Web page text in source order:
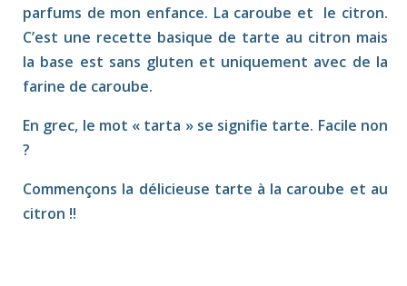
parfums de mon enfance. La caroube et le citron.
C’est une recette basique de tarte au citron mais
la base est sans gluten et uniquement avec de la
farine de caroube.
En grec, le mot « tarta » se signifie tarte. Facile non
?
Commençons la délicieuse tarte à la caroube et au
citron !!